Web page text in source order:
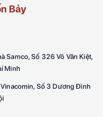
Bảy
Samco, Số 326 Võ Văn Kiệt,
Minh
Số 3 Dương Đình